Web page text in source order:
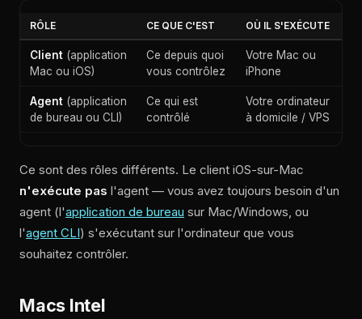
RÔLE CE QUE C'EST OÙ IL S'EXÉCUTE
Client (application
Mac ou iOS)
Ce depuis quoi
vous contrôlez
Votre Mac ou
iPhone
Agent (application
de bureau ou CLI)
Ce qui est
contrôlé
Votre ordinateur
à domicile / VPS
Ce sont des rôles différents. Le client iOS-sur-Mac
n'exécute pas l'agent — vous avez toujours besoin d'un
agent (l'application de bureau sur Mac/Windows, ou
l'agent CLI) s'exécutant sur l'ordinateur que vous
souhaitez contrôler.
Macs Intel